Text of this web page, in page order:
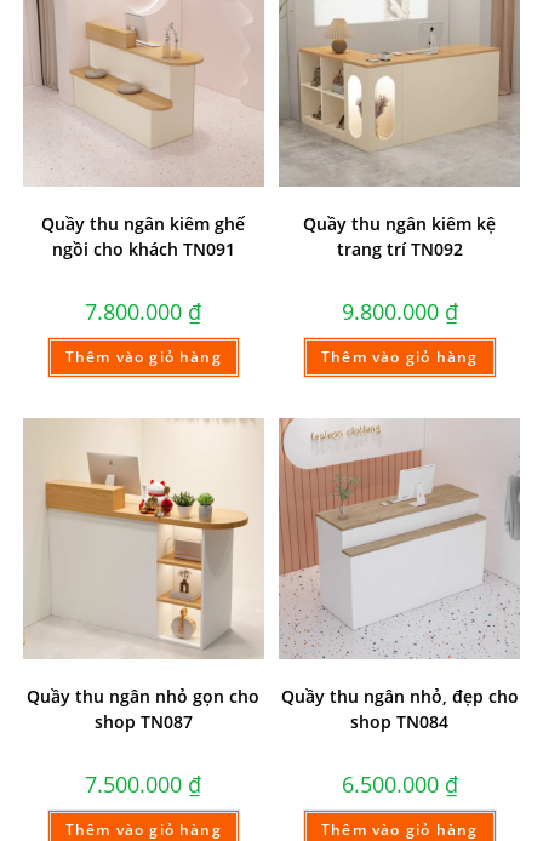
Quầy thu ngân kiêm ghế
ngồi cho khách TN091
7.800.000 ₫
Thêm vào giỏ hàng
Quầy thu ngân kiêm kệ
trang trí TN092
9.800.000 ₫
Thêm vào giỏ hàng
Quầy thu ngân nhỏ gọn cho
shop TN087
7.500.000 ₫
Thêm vào giỏ hàng
Quầy thu ngân nhỏ, đẹp cho
shop TN084
6.500.000 ₫
Thêm vào giỏ hàng